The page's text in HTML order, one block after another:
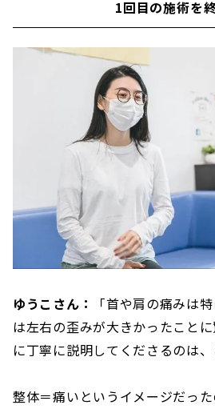
1回目の施術を
ゆうこさん：
「首や肩の痛みは
は左右の歪みが大きかったこと
に丁寧に説明してくださるのは、
整体＝痛いというイメージだっ